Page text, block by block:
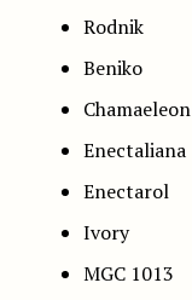
Rodnik
Beniko
Chamaeleon
Enectaliana
Enectarol
Ivory
MGC 1013